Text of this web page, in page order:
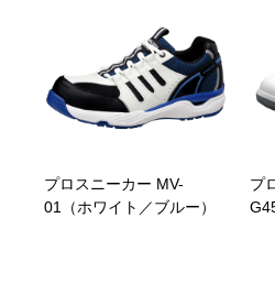
プロスニーカー MV-
01（ホワイト／ブルー）
プ